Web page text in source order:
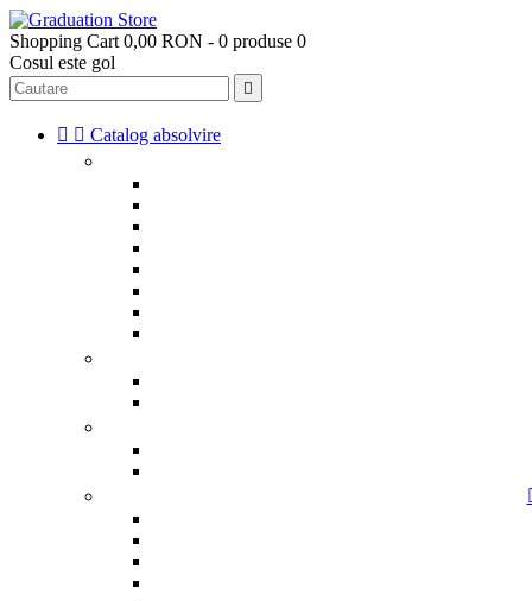
Shopping Cart 0,00 RON - 0 produse 0
Cosul este gol

  Catalog absolvire